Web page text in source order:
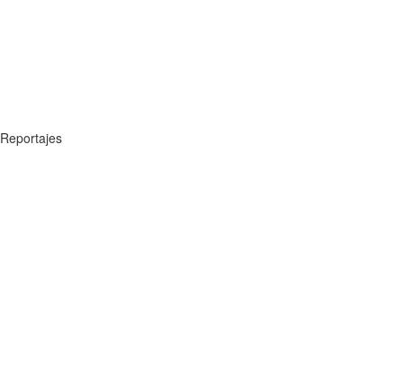
Reportajes